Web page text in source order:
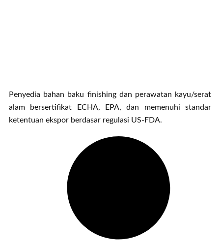
Penyedia bahan baku finishing dan perawatan kayu/serat
alam bersertifikat ECHA, EPA, dan memenuhi standar
ketentuan ekspor berdasar regulasi US-FDA.